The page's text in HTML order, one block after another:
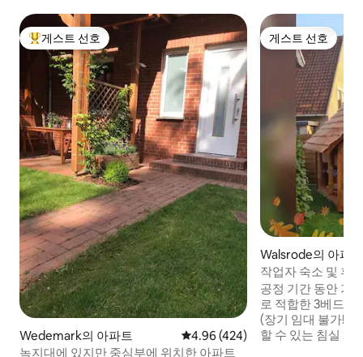
상위 게스트 선호
게스트 선호
Wedemark의 아파트 평점 4.96점(5점 만점), 후기 424
4.96 (424)
녹지대에 있지만 중심부에 위치한 아파트
게스트 선호
게스트 선호
Walsrode의 아파
작업자 숙소 및 휴가용 아
home
공정 기간 동안 기
로 적합한 3베드룸
(장기 임대 불가!) 2층에는 각각 2명이 사용
할 수 있는 침실 2